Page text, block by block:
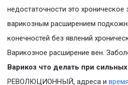
недостаточности это хроническое
варикозным расширением
конечностей без явлений
Варикозное расширение вен.
Варикоз что делать при
РЕВОЛЮЦИОННЫЙ, адреса и время